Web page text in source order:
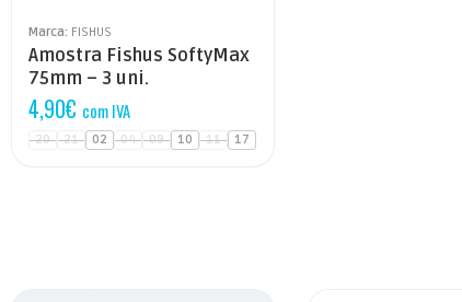
Marca: FISHUS
Amostra Fishus SoftyMax
75mm – 3 uni.
4,90€ com IVA
20 21 02 04 09 10 11 17